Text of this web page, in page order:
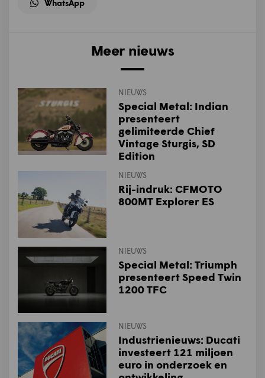
WhatsApp
Meer nieuws
NIEUWS
Special Metal: Indian
presenteert
gelimiteerde Chief
Vintage Sturgis, SD
Edition
NIEUWS
Rij-indruk: CFMOTO
800MT Explorer ES
NIEUWS
Special Metal: Triumph
presenteert Speed Twin
1200 TFC
NIEUWS
Industrienieuws: Ducati
investeert 121 miljoen
euro in onderzoek en